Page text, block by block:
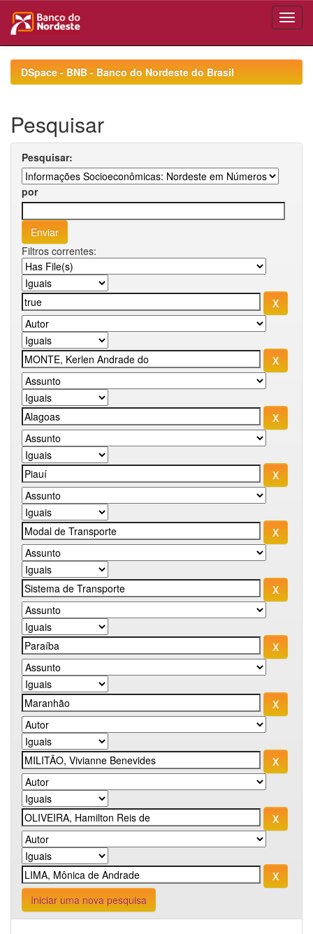
navigationDSpace - BNB - Banco do Nordeste do Brasil
Pesquisar
Pesquisar:
por
Filtros correntes:
Iniciar uma nova pesquisa